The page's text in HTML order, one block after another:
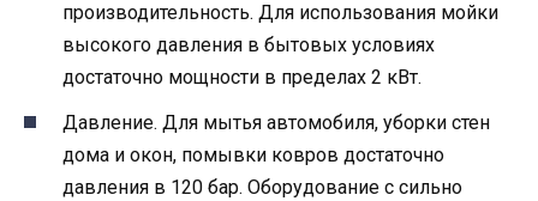
производительность. Для использования мойки
высокого давления в бытовых условиях
достаточно мощности в пределах 2 кВт.
Давление. Для мытья автомобиля, уборки стен
дома и окон, помывки ковров достаточно
давления в 120 бар. Оборудование с сильно